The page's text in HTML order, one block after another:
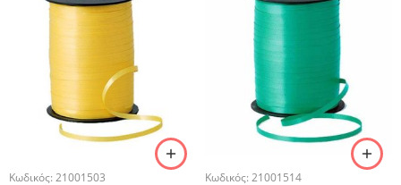
Κωδικός: 21001503 Κωδικός: 21001514